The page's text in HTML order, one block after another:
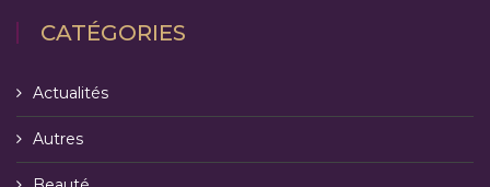
CATÉGORIES
Actualités
Autres